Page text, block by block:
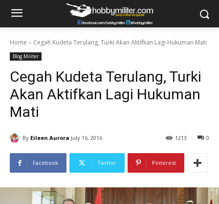
Home Cegah Kudeta Terulang, Turki Akan Aktifkan Lagi Hukuman Mati
Blog Militer
Cegah Kudeta Terulang, Turki
Akan Aktifkan Lagi Hukuman
Mati
By Eileen Aurora July 16, 2016 0
1213
Facebook Twitter Pinterest